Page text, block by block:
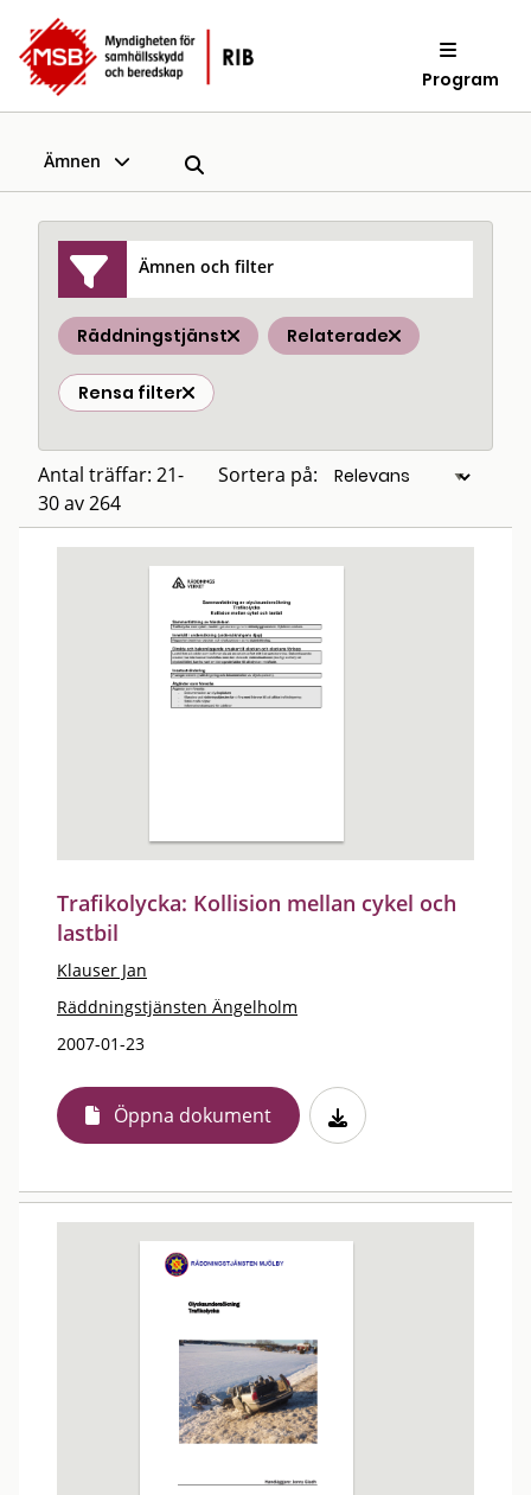
Program
Ämnen
Ämnen och filter
Räddningstjänst Relaterade
Rensa filter
Antal träffar: 21-
30 av 264
Sortera på:
Trafikolycka: Kollision mellan cykel och
lastbil
Klauser Jan
Räddningstjänsten Ängelholm
2007-01-23
Öppna dokument